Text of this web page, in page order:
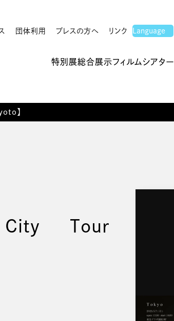
団体利用 プレスの方へ リンク
特別展総合展示フィルムシアター
】
Tour